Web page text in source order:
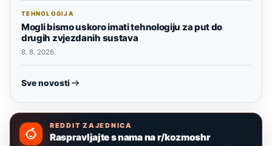
TEHNOLOGIJA
Mogli bismo uskoro imati tehnologiju za put do
drugih zvjezdanih sustava
8. 8. 2026.
Sve novosti
REDDIT ZAJEDNICA
Raspravljajte s nama na r/kozmoshr